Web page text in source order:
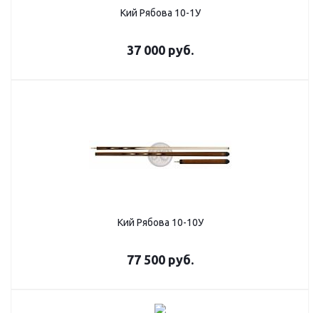
Кий Рябова 10-1У
37 000 руб.
Кий Рябова 10-10У
77 500 руб.